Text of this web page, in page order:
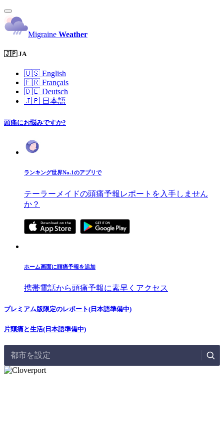
Migraine Weather
🇯🇵 JA
🇺🇸 English
🇫🇷 Français
🇩🇪 Deutsch
🇯🇵 日本語
頭痛にお悩みですか?
ランキング世界No.1のアプリで
テーラーメイドの頭痛予報レポートを入手しません
か？
ホーム画面に頭痛予報を追加
携帯電話から頭痛予報に素早くアクセス
プレミアム版限定のレポート(日本語準備中)
片頭痛と生活(日本語準備中)
都市を設定